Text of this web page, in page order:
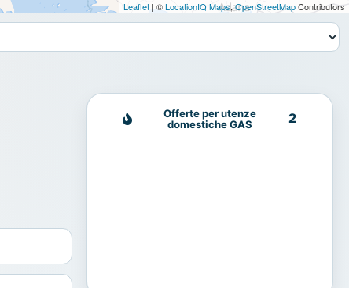
Leaflet | ©LocationIQ Maps,OpenStreetMapContributors
Offerte per utenze
domestiche GAS
2